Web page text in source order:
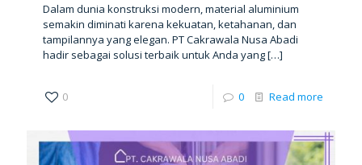
Dalam dunia konstruksi modern, material aluminium
semakin diminati karena kekuatan, ketahanan, dan
tampilannya yang elegan. PT Cakrawala Nusa Abadi
hadir sebagai solusi terbaik untuk Anda yang[…]
0 0 Read more